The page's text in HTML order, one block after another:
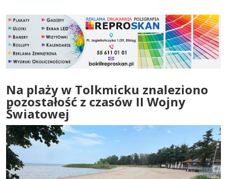
Na plaży w Tolkmicku znaleziono
pozostałość z czasów II Wojny
Światowej